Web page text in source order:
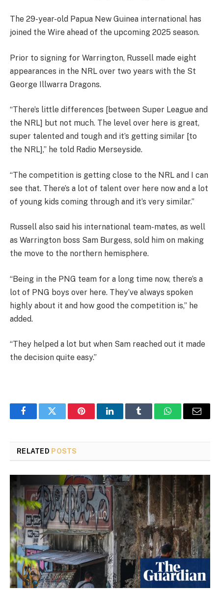
The 29-year-old Papua New Guinea international has
joined the Wire ahead of the upcoming 2025 season.
Prior to signing for Warrington, Russell made eight
appearances in the NRL over two years with the St
George Illwarra Dragons.
“There’s little differences [between Super League and
the NRL] but not much. The level over here is great,
super talented and tough and it’s getting similar [to
the NRL],” he told Radio Merseyside.
“The competition is getting close to the NRL and I can
see that. There’s a lot of talent over here now and a lot
of young kids coming through and it’s very similar.”
Russell also said his international team-mates, as well
as Warrington boss Sam Burgess, sold him on making
the move to the northern hemisphere.
“Being in the PNG team for a long time now, there’s a
lot of PNG boys over here. They’ve always spoken
highly about it and how good the competition is,” he
added.
“They helped a lot but when Sam reached out it made
the decision quite easy.”
FacebookTwitter PinterestLinkedInTumblr WhatsAppEmail
RELATED POSTS